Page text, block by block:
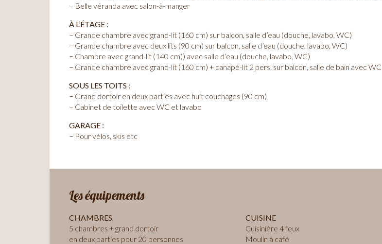
− Belle véranda avec salon-à-manger
À L’ÉTAGE :
− Grande chambre avec grand-lit (160 cm) sur balcon, salle d’eau (douche, lavabo, WC)
− Grande chambre avec deux lits (90 cm) sur balcon, salle d’eau (douche, lavabo, WC)
− Chambre avec grand-lit (140 cm)) avec salle d’eau (douche, lavabo, WC)
− Grande chambre avec grand-lit (160 cm) + canapé-lit 2 pers. sur balcon, salle de bain avec WC
SOUS LES TOITS :
− Grand dortoir en deux parties avec huit couchages (90 cm)
− Cabinet de toilette avec WC et lavabo
GARAGE :
− Pour vélos, skis etc
Les équipements
CHAMBRES
5 chambres + grand dortoir
en deux parties pour 20 personnes
CUISINE
Cuisinière 4 feux
Moulin à café